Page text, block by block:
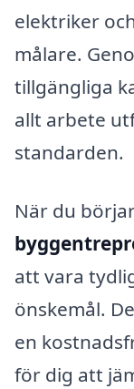
elektriker
målare.
tillgängliga
allt arbete
standarden.
När du
att vara
önskemål.
en
för dig att